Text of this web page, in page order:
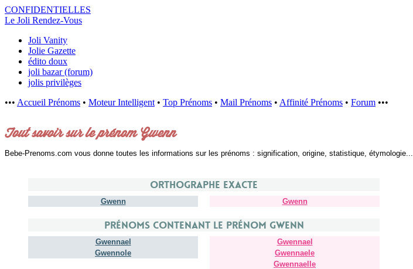
CONFIDENTIELLES
Le Joli Rendez-Vous
Joli Vanity
Jolie Gazette
édito doux
joli bazar (forum)
jolis privilèges
••• Accueil Prénoms • Moteur Intelligent • Top Prénoms • Mail Prénoms • Affinité Prénoms • Forum •••
Tout savoir sur le prénom Gwenn
Bebe-Prenoms.com vous donne toutes les informations sur les prénoms : signification, origine, statistique, étymologie...
Orthographe exacte
Gwenn Gwenn
Prénoms contenant le prénom Gwenn
Gwennael
Gwennole
Gwennael
Gwennaele
Gwennaelle